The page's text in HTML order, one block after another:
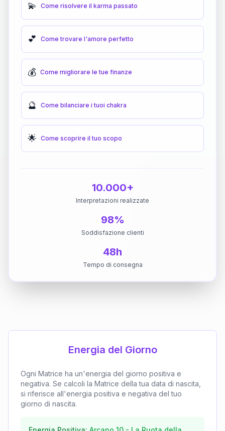
💫 Come risolvere il karma passato
💕 Come trovare l'amore perfetto
💰 Come migliorare le tue finanze
🔮 Come bilanciare i tuoi chakra
🌟 Come scoprire il tuo scopo
10.000+
Interpretazioni realizzate
98%
Soddisfazione clienti
48h
Tempo di consegna
Energia del Giorno
Ogni Matrice ha un'energia del giorno positiva e
negativa. Se calcoli la Matrice della tua data di nascita,
si riferisce all'energia positiva e negativa del tuo
giorno di nascita.